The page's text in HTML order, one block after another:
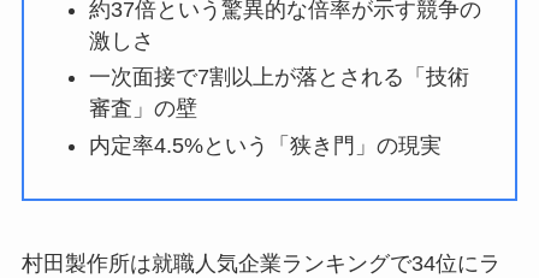
約37倍という驚異的な倍率が示す競争の
激しさ
一次面接で7割以上が落とされる「技術
審査」の壁
内定率4.5%という「狭き門」の現実
村田製作所は就職人気企業ランキングで34位にラ